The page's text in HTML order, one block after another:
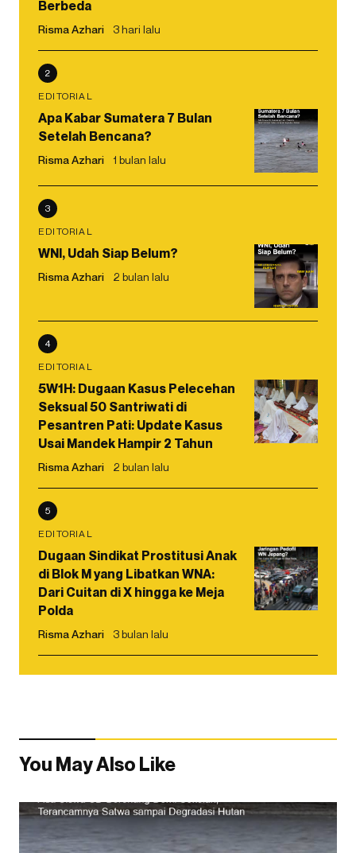
Berbeda
Risma Azhari 3 hari lalu
2
EDITORIAL
Apa Kabar Sumatera 7 Bulan
Setelah Bencana?
Risma Azhari 1 bulan lalu
3
EDITORIAL
WNI, Udah Siap Belum?
Risma Azhari 2 bulan lalu
4
EDITORIAL
5W1H: Dugaan Kasus Pelecehan
Seksual 50 Santriwati di
Pesantren Pati: Update Kasus
Usai Mandek Hampir 2 Tahun
Risma Azhari 2 bulan lalu
5
EDITORIAL
Dugaan Sindikat Prostitusi Anak
di Blok M yang Libatkan WNA:
Dari Cuitan di X hingga ke Meja
Polda
Risma Azhari 3 bulan lalu
You May Also Like